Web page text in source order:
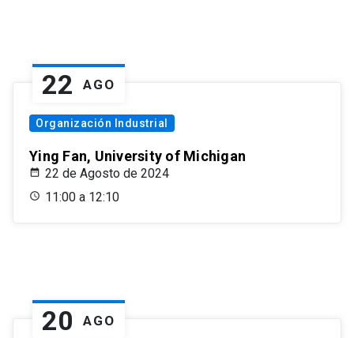
22 AGO
Organización Industrial
Ying Fan, University of Michigan
22 de Agosto de 2024
11:00 a 12:10
20 AGO